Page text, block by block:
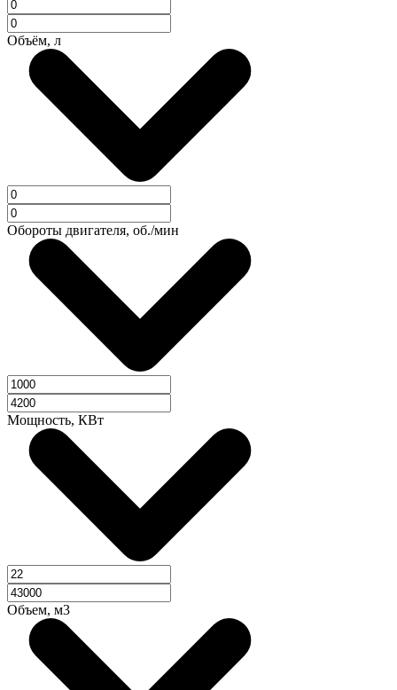
Объём, л
Обороты двигателя, об./мин
Мощность, КВт
Объем, м3